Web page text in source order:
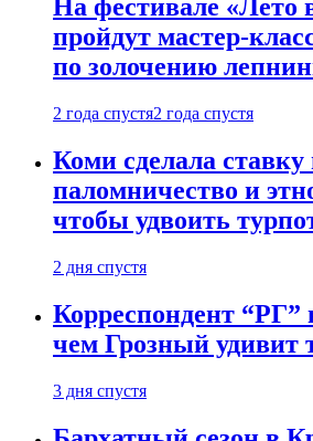
На фестивале «Лето
пройдут мастер-
по золочению
2 года спустя2 года спустя
Коми сделала ставку
паломничество и
чтобы удвоить
2 дня спустя
Корреспондент “РГ”
чем Грозный удивит
3 дня спустя